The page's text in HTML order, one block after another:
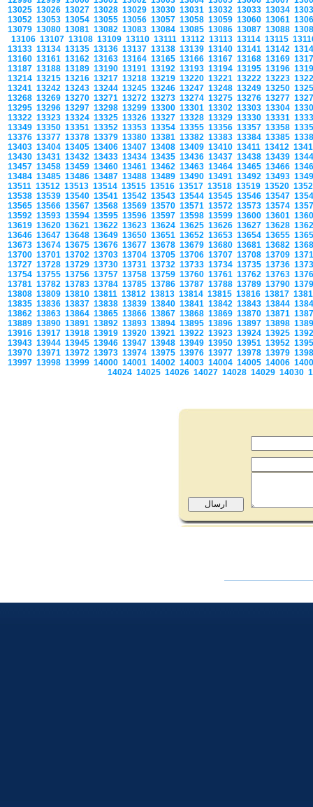
13025 13026 13027 13028 13029 13030 13031 13032 13033 13034
13052 13053 13054 13055 13056 13057 13058 13059 13060 13061
13079 13080 13081 13082 13083 13084 13085 13086 13087 13088
13106 13107 13108 13109 13110 13111 13112 13113 13114 13115
13133 13134 13135 13136 13137 13138 13139 13140 13141 13142
13160 13161 13162 13163 13164 13165 13166 13167 13168 13169
13187 13188 13189 13190 13191 13192 13193 13194 13195 13196
13214 13215 13216 13217 13218 13219 13220 13221 13222 13223
13241 13242 13243 13244 13245 13246 13247 13248 13249 13250
13268 13269 13270 13271 13272 13273 13274 13275 13276 13277
13295 13296 13297 13298 13299 13300 13301 13302 13303 13304
13322 13323 13324 13325 13326 13327 13328 13329 13330 13331
13349 13350 13351 13352 13353 13354 13355 13356 13357 13358
13376 13377 13378 13379 13380 13381 13382 13383 13384 13385
13403 13404 13405 13406 13407 13408 13409 13410 13411 13412
13430 13431 13432 13433 13434 13435 13436 13437 13438 13439
13457 13458 13459 13460 13461 13462 13463 13464 13465 13466
13484 13485 13486 13487 13488 13489 13490 13491 13492 13493
13511 13512 13513 13514 13515 13516 13517 13518 13519 13520
13538 13539 13540 13541 13542 13543 13544 13545 13546 13547
13565 13566 13567 13568 13569 13570 13571 13572 13573 13574
13592 13593 13594 13595 13596 13597 13598 13599 13600 13601
13619 13620 13621 13622 13623 13624 13625 13626 13627 13628
13646 13647 13648 13649 13650 13651 13652 13653 13654 13655
13673 13674 13675 13676 13677 13678 13679 13680 13681 13682
13700 13701 13702 13703 13704 13705 13706 13707 13708 13709
13727 13728 13729 13730 13731 13732 13733 13734 13735 13736
13754 13755 13756 13757 13758 13759 13760 13761 13762 13763
13781 13782 13783 13784 13785 13786 13787 13788 13789 13790
13808 13809 13810 13811 13812 13813 13814 13815 13816 13817
13835 13836 13837 13838 13839 13840 13841 13842 13843 13844
13862 13863 13864 13865 13866 13867 13868 13869 13870 13871
13889 13890 13891 13892 13893 13894 13895 13896 13897 13898
13916 13917 13918 13919 13920 13921 13922 13923 13924 13925
13943 13944 13945 13946 13947 13948 13949 13950 13951 13952
13970 13971 13972 13973 13974 13975 13976 13977 13978 13979
13997 13998 13999 14000 14001 14002 14003 14004 14005 14006
14024 14025 14026 14027 14028 14029 14030